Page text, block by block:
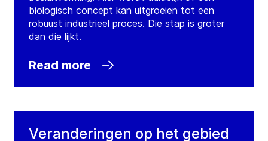
biologisch concept kan uitgroeien tot een
robuust industrieel proces. Die stap is groter
dan die lijkt.
Read more
Veranderingen op het gebied